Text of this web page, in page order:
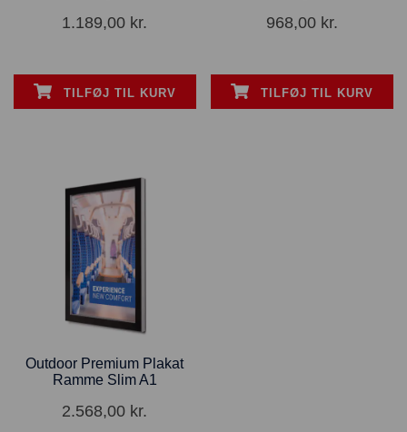
1.189,00 kr.
TILFØJ TIL KURV
968,00 kr.
TILFØJ TIL KURV
Outdoor Premium Plakat
Ramme Slim A1
2.568,00 kr.